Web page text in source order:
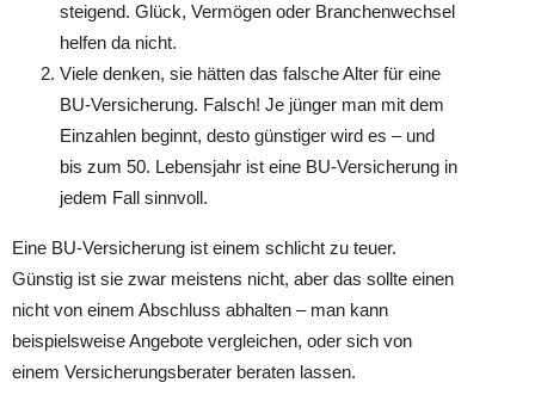
steigend. Glück, Vermögen oder Branchenwechsel
helfen da nicht.
Viele denken, sie hätten das falsche Alter für eine
BU-Versicherung. Falsch! Je jünger man mit dem
Einzahlen beginnt, desto günstiger wird es – und
bis zum 50. Lebensjahr ist eine BU-Versicherung in
jedem Fall sinnvoll.
Eine BU-Versicherung ist einem schlicht zu teuer.
Günstig ist sie zwar meistens nicht, aber das sollte einen
nicht von einem Abschluss abhalten – man kann
beispielsweise Angebote vergleichen, oder sich von
einem Versicherungsberater beraten lassen.